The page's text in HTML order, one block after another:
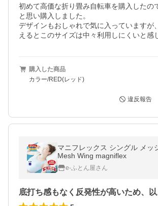
初めて高価な折り畳み自転車を購入したの
と思い購入しました。
デザインもおしゃれで気に入っていますが
えるとこのサイズは中々利用しにくいと感
購入した商品
カラー/RED(レッド)
違反報告
マニフレックス シングル メッ
Mesh Wing magniflex
e-ふとん屋さん
底